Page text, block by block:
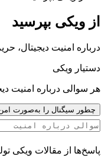
از ویکی بپرسید
درباره امنیت دیجیتال،
دستیار ویکی
هر سوالی درباره امنیت
چطور سیگنال را به‌صورت امن
پاسخ‌ها از مقالات ویکی